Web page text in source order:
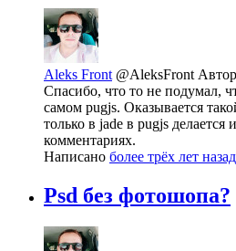
Aleks Front @AleksFront
Спасибо, что то не подумал,
самом pugjs. Оказывается
только в jade в pugjs делается
комментариях.
Написано более трёх лет назад
Psd без фотошопа?